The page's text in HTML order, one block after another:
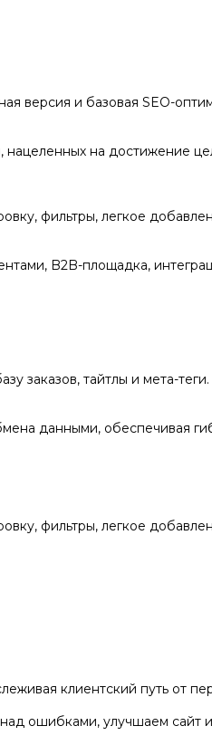
версия и базовая SEO-
на достижение
фильтры, легкое
B2B-площадка,
заказов, тайтлы и мета-
данными, обеспечивая
фильтры, легкое
клиентский путь от
ошибками, улучшаем сайт